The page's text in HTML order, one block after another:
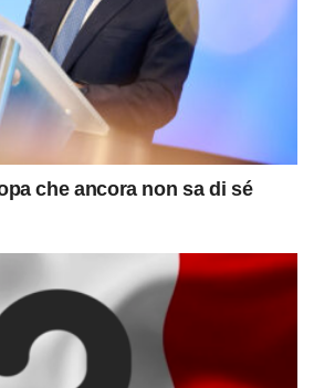
che ancora non sa di sé